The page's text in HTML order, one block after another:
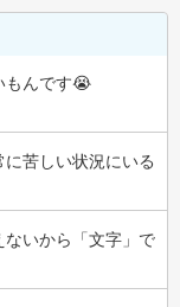
もんです😭
苦しい状況にいる
いから「文字」で